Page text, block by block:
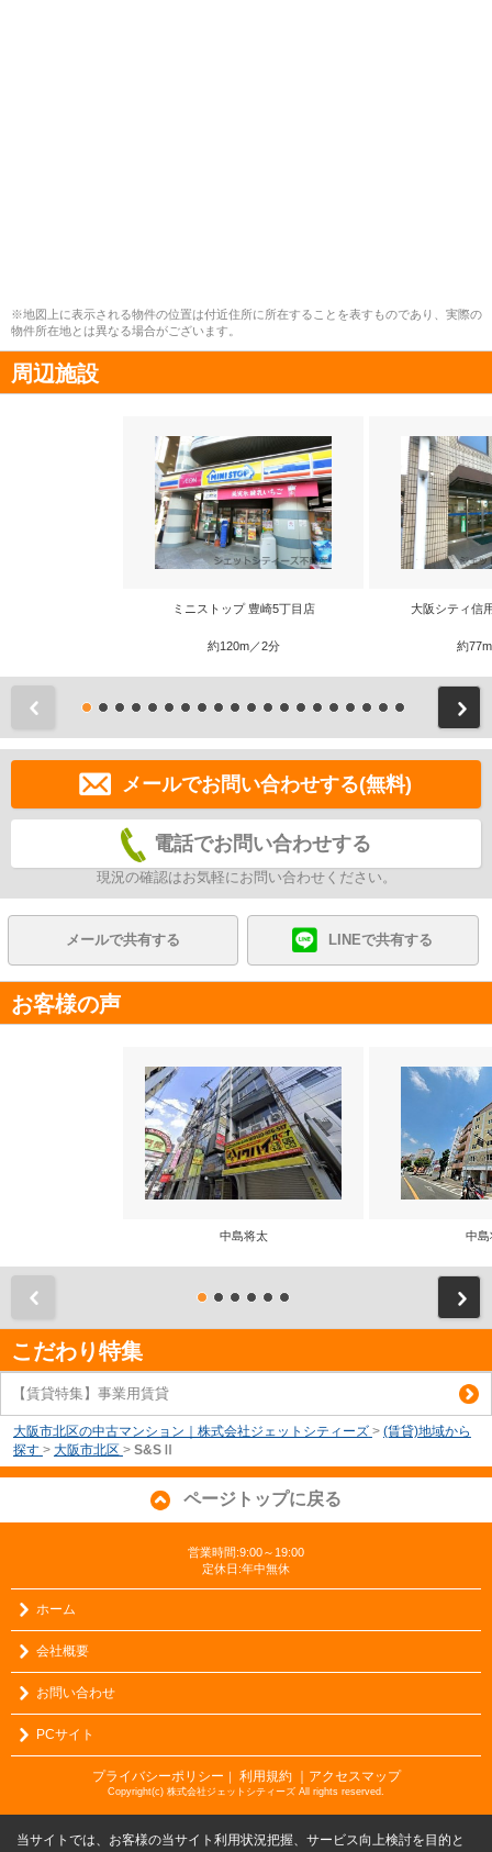
※地図上に表示される物件の位置は付近住所に所在することを表すものであり、実際の
物件所在地とは異なる場合がございます。
周辺施設
ミニストップ 豊崎5丁目店
約120m／2分
大阪シティ信
約
メールでお問い合わせする(無料)
電話でお問い合わせする
現況の確認はお気軽にお問い合わせください。
メールで共有する LINEで共有する
お客様の声
中島将太 中島
こだわり特集
【賃貸特集】事業用賃貸
大阪市北区の中古マンション｜株式会社ジェットシティーズ > (賃貸)地域から
探す > 大阪市北区 > S&SⅡ
ページトップに戻る
営業時間:9:00～19:00
定休日:年中無休
ホーム
会社概要
お問い合わせ
PCサイト
プライバシーポリシー 利用規約 ｜アクセスマップ
Copyright(c) 株式会社ジェットシティーズ All rights reserved.
当サイトでは、お客様の当サイト利用状況把握、サービス向上検討を目的と